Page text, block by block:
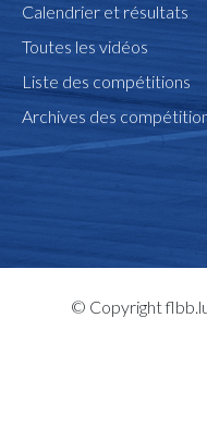
Calendrier et résultats
Toutes les vidéos
Liste des compétitions
Archives des
© Copyright